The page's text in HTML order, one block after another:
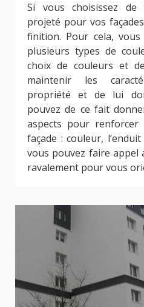
Si vous choisissez
projeté pour vos
finition. Pour cela,
plusieurs types de
choix de couleurs et
maintenir les
propriété et de lui
pouvez de ce fait
aspects pour
façade : couleur,
vous pouvez faire appel
ravalement pour vous